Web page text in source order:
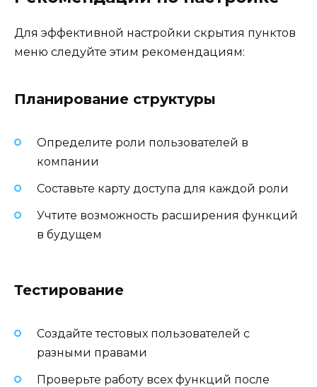
Для эффективной настройки скрытия пунктов
меню следуйте этим рекомендациям:
Планирование структуры
Определите роли пользователей в
компании
Составьте карту доступа для каждой роли
Учтите возможность расширения функций
в будущем
Тестирование
Создайте тестовых пользователей с
разными правами
Проверьте работу всех функций после